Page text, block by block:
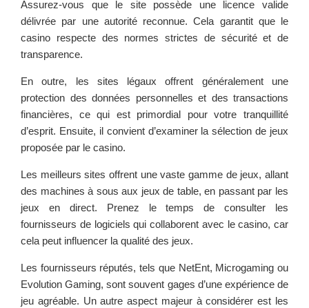
Assurez-vous que le site possède une licence valide
délivrée par une autorité reconnue. Cela garantit que le
casino respecte des normes strictes de sécurité et de
transparence.
En outre, les sites légaux offrent généralement une
protection des données personnelles et des transactions
financières, ce qui est primordial pour votre tranquillité
d’esprit. Ensuite, il convient d’examiner la sélection de jeux
proposée par le casino.
Les meilleurs sites offrent une vaste gamme de jeux, allant
des machines à sous aux jeux de table, en passant par les
jeux en direct. Prenez le temps de consulter les
fournisseurs de logiciels qui collaborent avec le casino, car
cela peut influencer la qualité des jeux.
Les fournisseurs réputés, tels que NetEnt, Microgaming ou
Evolution Gaming, sont souvent gages d’une expérience de
jeu agréable. Un autre aspect majeur à considérer est les